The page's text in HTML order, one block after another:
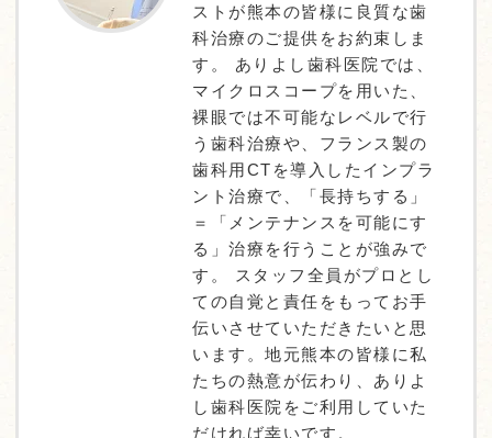
ストが熊本の皆様に良質な歯
科治療のご提供をお約束しま
す。 ありよし歯科医院では、
マイクロスコープを用いた、
裸眼では不可能なレベルで行
う歯科治療や、フランス製の
歯科用CTを導入したインプラ
ント治療で、「長持ちする」
＝「メンテナンスを可能にす
る」治療を行うことが強みで
す。 スタッフ全員がプロとし
ての自覚と責任をもってお手
伝いさせていただきたいと思
います。地元熊本の皆様に私
たちの熱意が伝わり、ありよ
し歯科医院をご利用していた
だければ幸いです。